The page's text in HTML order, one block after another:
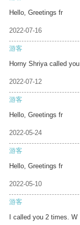
Hello, Greetings fr
2022-07-16
游客
Horny Shriya called you
2022-07-12
游客
Hello, Greetings fr
2022-05-24
游客
Hello, Greetings fr
2022-05-10
游客
I called you 2 times. W